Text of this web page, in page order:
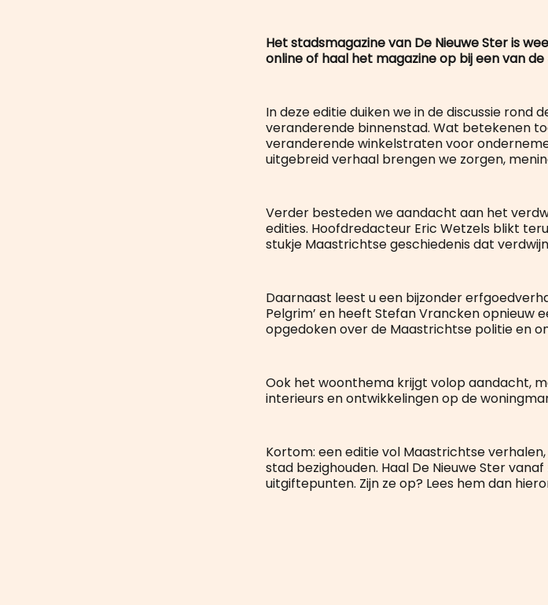
Het stadsmagazine van De Nieuwe Ster is
online of haal het magazine op bij een van
In deze editie duiken we in de discussie rond
veranderende binnenstad. Wat betekenen
veranderende winkelstraten voor
uitgebreid verhaal brengen we zorgen,
Verder besteden we aandacht aan het
edities. Hoofdredacteur Eric Wetzels blikt
stukje Maastrichtse geschiedenis dat
Daarnaast leest u een bijzonder
Pelgrim’ en heeft Stefan Vrancken opnieuw
opgedoken over de Maastrichtse politie en
Ook het woonthema krijgt volop aandacht,
interieurs en ontwikkelingen op de
Kortom: een editie vol Maastrichtse
stad bezighouden. Haal De Nieuwe Ster
uitgiftepunten. Zijn ze op? Lees hem dan